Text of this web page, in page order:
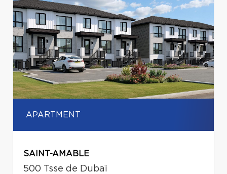
APARTMENT
SAINT-AMABLE
500 Tsse de Dubaï